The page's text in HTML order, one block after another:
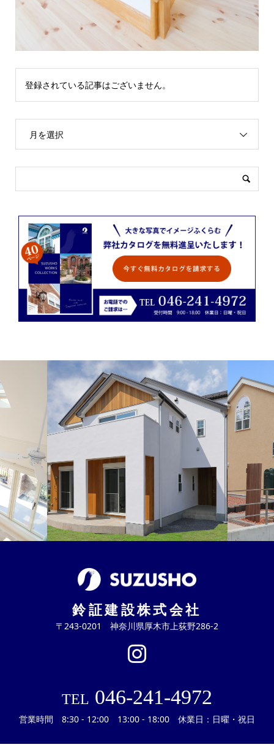
登録されている記事はございません。
月を選択
鈴証建設株式会社
〒243-0201 神奈川県厚木市上荻野286-2
TEL 046-241-4972
営業時間 8:30 - 12:00 13:00 - 18:00 休業日：日曜・祝日